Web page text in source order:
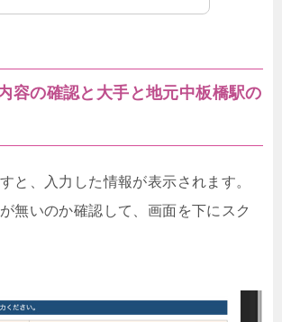
容の確認と大手と地元中板橋駅の
と、入力した情報が表示されます。
無いのか確認して、画面を下にスク